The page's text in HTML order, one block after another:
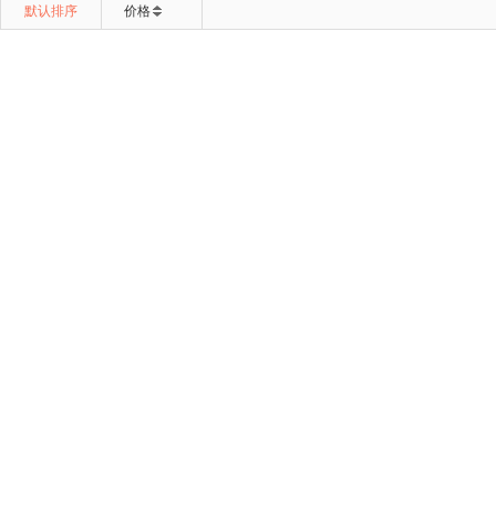
默认排序 价格